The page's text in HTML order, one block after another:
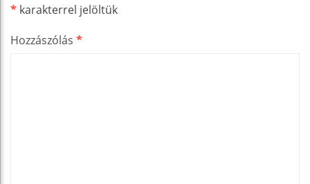
* karakterrel jelöltük
Hozzászólás *